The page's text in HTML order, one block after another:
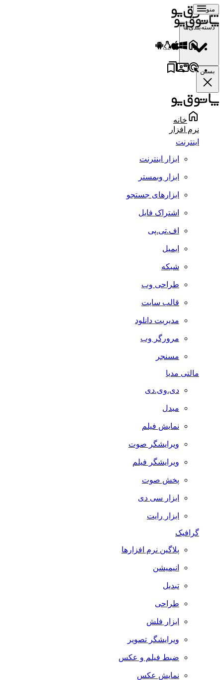
منو
دسته‌بندی‌ها
بستن
خانه
نرم افزار
اینترنت
ابزار اینترنت
ابزار وبمستر
ابزارهای جستجو
اشتراک فایل
اف.تی.پی
ایمیل
شبکه
طراحی وب
قالب سایت
مدیریت دانلود
مرورگر وب
مسنجر
مالتی مدیا
دی.وی.دی
مبدل
نمایش فیلم
ویرایشگر صوت
ویرایشگر فیلم
پخش صوت
ابزار سی دی
ابزار رایت
گرافیک
پلاگین نرم افزارها
انیمیشن
تبدیل
طراحی
ابزار فلش
ویرایشگر تصویر
ضبط فيلم و عكس
نمایش عکس